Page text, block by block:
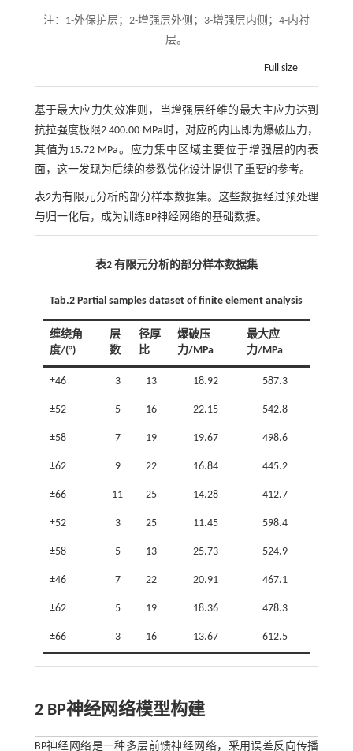
注： 1-外保护层；2-增强层外侧；3-增强层内侧；4-内衬
层。
Full size
基于最大应力失效准则，当增强层纤维的最大主应力达到
抗拉强度极限2 400.00 MPa时，对应的内压即为爆破压力，
其值为15.72 MPa。应力集中区域主要位于增强层的内表
面，这一发现为后续的参数优化设计提供了重要的参考。
表2为有限元分析的部分样本数据集。这些数据经过预处理
与归一化后，成为训练BP神经网络的基础数据。
表2 有限元分析的部分样本数据集
Tab.2 Partial samples dataset of finite element analysis
缠绕角
度/(°)
层
数
径厚
比
爆破压
力/MPa
最大应
力/MPa
±46 3 13 18.92 587.3
±52 5 16 22.15 542.8
±58 7 19 19.67 498.6
±62 9 22 16.84 445.2
±66 11 25 14.28 412.7
±52 3 25 11.45 598.4
±58 5 13 25.73 524.9
±46 7 22 20.91 467.1
±62 5 19 18.36 478.3
±66 3 16 13.67 612.5
2 BP神经网络模型构建
BP神经网络是一种多层前馈神经网络，采用误差反向传播